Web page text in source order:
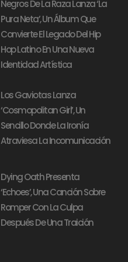
Negros De La Raza Lanza ‘La
Pura Neta’, Un Álbum Que
Convierte El Legado Del Hip
Hop Latino En Una Nueva
Identidad Artística
Los Gaviotas Lanza
‘Cosmopolitan Girl’, Un
Sencillo Donde La Ironía
Atraviesa La Incomunicación
Dying Oath Presenta
‘Echoes’, Una Canción Sobre
Romper Con La Culpa
Después De Una Traición